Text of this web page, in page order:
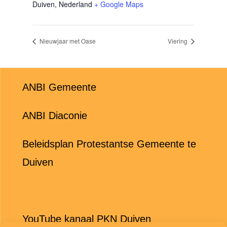
Duiven, Nederland + Google Maps
Nieuwjaar met Oase Viering
ANBI Gemeente
ANBI Diaconie
Beleidsplan Protestantse Gemeente te
Duiven
YouTube kanaal PKN Duiven